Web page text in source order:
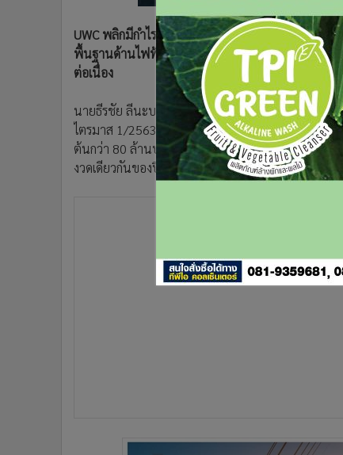
Celeb Online
Gotomanager
UWC พลิกมีกำไรขั้นต้นเพิ่ม 149% ปรับโครงสร้างธุร
พื้นฐานด้านไฟฟ้าและเสาเทเลคอม ปักธงปี 63 ขยายธุ
ต่อเนื่อง
นายธีรชัย ลีนะบรรจง ประธานเจ้าหน้าที่บริหาร บริษั
ไตรมาส 1/2563 บริษัทมีกำไรขั้นต้น 39.59 ล้านบา
ต้นกว่า 80 ล้านบาท ขณะที่มีกำไรก่อนหักดอกเบี้ย ภา
งวดเดียวกันของปีก่อนที่ขาดทุน 85 ล้านบาท